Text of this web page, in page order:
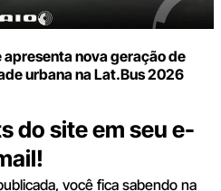
nova geração de
urbana na Lat.Bus 2026
do site em seu e-
você fica sabendo na